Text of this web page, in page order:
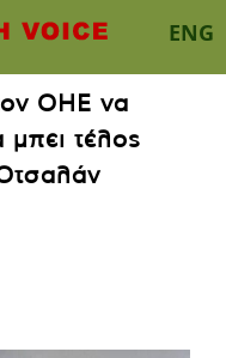
ENG
ΟΗΕ να
τέλος